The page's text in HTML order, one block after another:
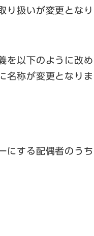
り扱いが変更となり
を以下のように改
名称が変更となりま
にする配偶者のう